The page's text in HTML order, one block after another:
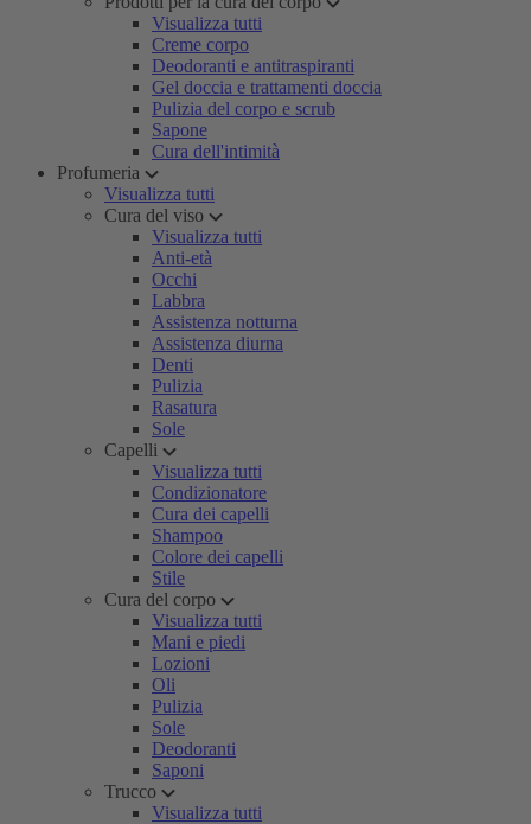
Visualizza tutti
Creme corpo
Deodoranti e antitraspiranti
Gel doccia e trattamenti doccia
Pulizia del corpo e scrub
Sapone
Cura dell'intimità
Profumeria
Visualizza tutti
Cura del viso
Visualizza tutti
Anti-età
Occhi
Labbra
Assistenza notturna
Assistenza diurna
Denti
Pulizia
Rasatura
Sole
Capelli
Visualizza tutti
Condizionatore
Cura dei capelli
Shampoo
Colore dei capelli
Stile
Cura del corpo
Visualizza tutti
Mani e piedi
Lozioni
Oli
Pulizia
Sole
Deodoranti
Saponi
Trucco
Visualizza tutti